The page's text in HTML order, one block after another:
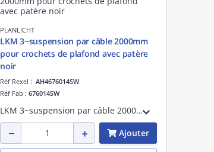
PLANLICHT
LKM 3~suspension par câble 2000mm
pour crochets de plafond avec patère
noir
Réf Rexel : AH4676014SW
Réf Fab : 676014SW
LKM 3~suspension par câble 2000mmpour crochets de plafond avec patère noir
Ajouter